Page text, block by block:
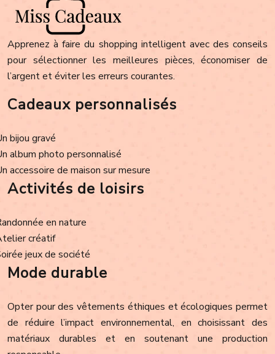
Apprenez à faire du shopping intelligent avec des conseils
pour sélectionner les meilleures pièces, économiser de
l’argent et éviter les erreurs courantes.
Cadeaux personnalisés
bijou gravé
album photo personnalisé
accessoire de maison sur mesure
Activités de loisirs
en nature
créatif
jeux de société
Mode durable
Opter pour des vêtements éthiques et écologiques permet
de réduire l’impact environnemental, en choisissant des
matériaux durables et en soutenant une production